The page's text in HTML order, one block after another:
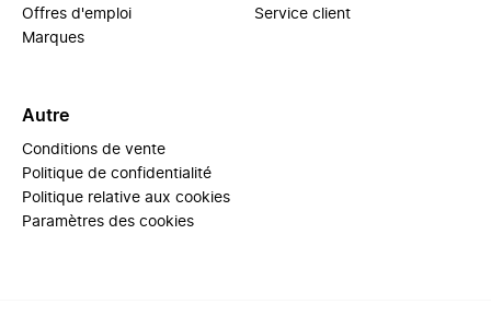
Offres d'emploi
Marques
Service client
Autre
Conditions de vente
Politique de confidentialité
Politique relative aux cookies
Paramètres des cookies